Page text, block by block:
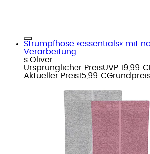
Strumpfhose »essentials« mit
Verarbeitung
s.Oliver
Ursprünglicher PreisUVP 19,99 €
Aktueller Preis15,99 €Grundpreis